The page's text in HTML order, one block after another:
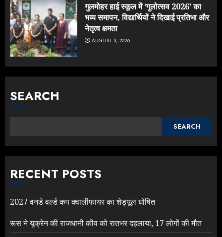
गुलमोहर हाई स्कूल में ‘गुलोत्सव 2026’ का
भव्य समापन, विद्यार्थियों ने दिखाई प्रतिभा और
नेतृत्व क्षमता
AUGUST 3, 2026
SEARCH
SEARCH
RECENT POSTS
2027 वनडे वर्ल्ड कप क्वालीफायर का शेड्यूल घोषित
रूस ने यूक्रेन की राजधानी कीव को रातभर दहलाया, 17 लोगों की मौत